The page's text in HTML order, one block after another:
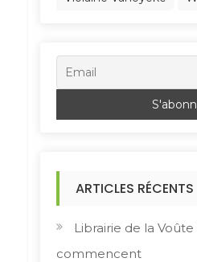
ARTICLES RÉCENTS
Librairie de la Voûte
commencent